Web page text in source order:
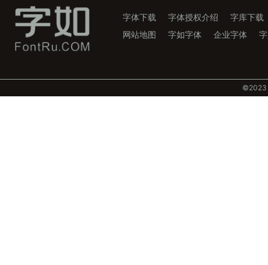
字体下载 字体授权介绍
字库下载
网站地图
字如字体 企业字体
©️2023